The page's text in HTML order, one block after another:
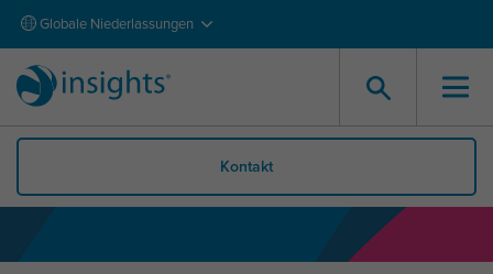
Globale Niederlassungen
Kontakt